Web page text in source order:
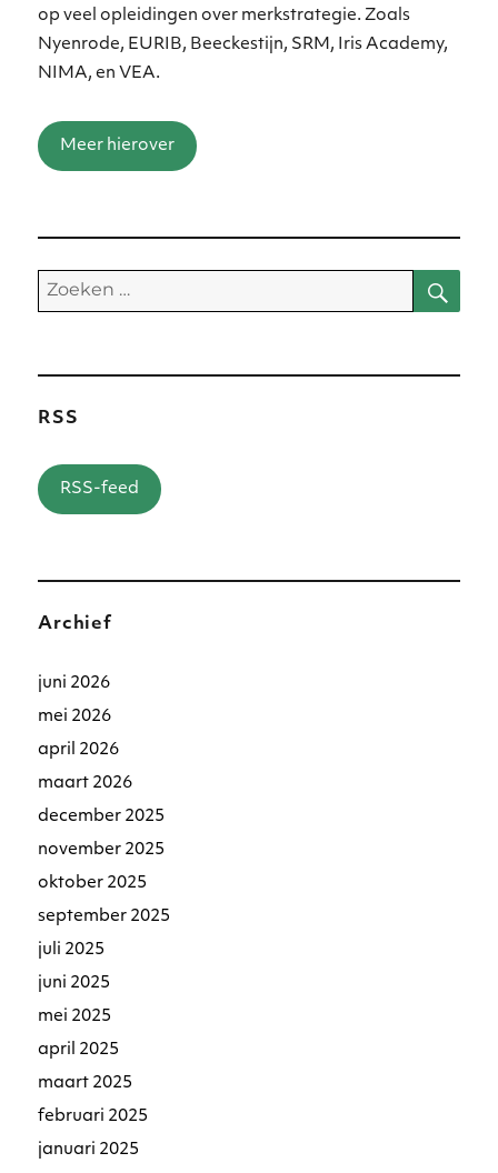
op veel opleidingen over merkstrategie. Zoals
Nyenrode, EURIB, Beeckestijn, SRM, Iris Academy,
NIMA, en VEA.
Meer hierover
Zoeken
naar:
RSS
RSS-feed
Archief
juni 2026
mei 2026
april 2026
maart 2026
december 2025
november 2025
oktober 2025
september 2025
juli 2025
juni 2025
mei 2025
april 2025
maart 2025
februari 2025
januari 2025